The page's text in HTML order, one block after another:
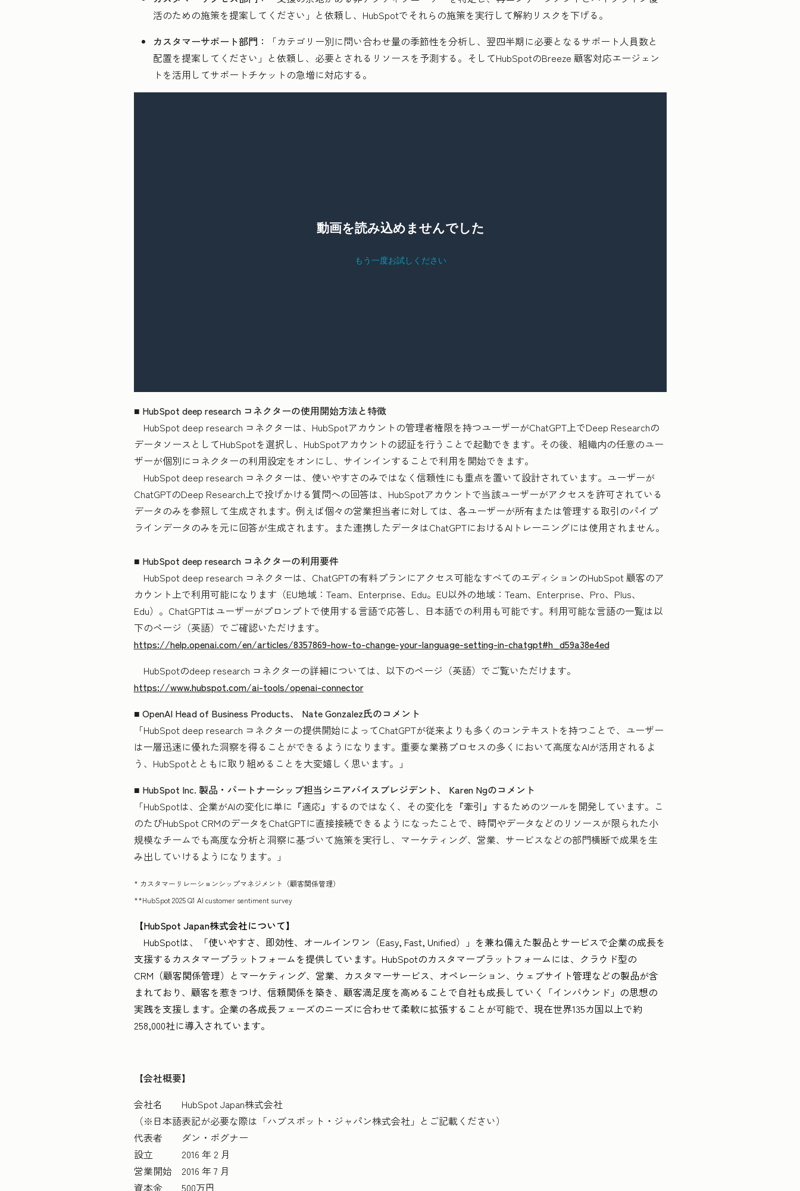
活のための施策を提案してください」と依頼し、HubSpotでそれらの施策を実行して解約リスクを下げる。
カスタマーサポート部門：
「カテゴリー別に問い合わせ量の季節性を分析し、翌四半期に必要となるサポート人員数と
配置を提案してください」と依頼し、必要とされるリソースを予測する。そしてHubSpotのBreeze 顧客対応エージェン
トを活用してサポートチケットの急増に対応する。
■ HubSpot deep research コネクターの使用開始方法と特徴
HubSpot deep research コネクターは、HubSpotアカウントの管理者権限を持つユーザーがChatGPT上でDeep Researchの
データソースとしてHubSpotを選択し、HubSpotアカウントの認証を行うことで起動できます。その後、組織内の任意のユー
ザーが個別にコネクターの利用設定をオンにし、サインインすることで利用を開始できます。
HubSpot deep research コネクターは、使いやすさのみではなく信頼性にも重点を置いて設計されています。ユーザーが
ChatGPTのDeep Research上で投げかける質問への回答は、HubSpotアカウントで当該ユーザーがアクセスを許可されている
データのみを参照して生成されます。例えば個々の営業担当者に対しては、各ユーザーが所有または管理する取引のパイプ
ラインデータのみを元に回答が生成されます。また連携したデータはChatGPTにおけるAIトレーニングには使用されません。
■ HubSpot deep research コネクターの利用要件
HubSpot deep research コネクターは、ChatGPTの有料プランにアクセス可能なすべてのエディションのHubSpot 顧客のア
カウント上で利用可能になります（EU地域：Team、Enterprise、Edu。EU以外の地域：Team、Enterprise、Pro、Plus、
Edu）。ChatGPTはユーザーがプロンプトで使用する言語で応答し、日本語での利用も可能です。利用可能な言語の一覧は以
下のページ（英語）でご確認いただけます。
https://help.openai.com/en/articles/8357869-how-to-change-your-language-setting-in-chatgpt#h_d59a38e4ed
HubSpotのdeep research コネクターの詳細については、以下のページ（英語）でご覧いただけます。
https://www.hubspot.com/ai-tools/openai-connector
■ OpenAI Head of Business Products、 Nate Gonzalez氏のコメント
「HubSpot deep research コネクターの提供開始によってChatGPTが従来よりも多くのコンテキストを持つことで、ユーザー
は一層迅速に優れた洞察を得ることができるようになります。重要な業務プロセスの多くにおいて高度なAIが活用されるよ
う、HubSpotとともに取り組めることを大変嬉しく思います。」
■ HubSpot Inc. 製品・パートナーシップ担当シニアバイスプレジデント、 Karen Ngのコメント
「HubSpotは、企業がAIの変化に単に『適応』するのではなく、その変化を『牽引』するためのツールを開発しています。こ
のたびHubSpot CRMのデータをChatGPTに直接接続できるようになったことで、時間やデータなどのリソースが限られた小
規模なチームでも高度な分析と洞察に基づいて施策を実行し、マーケティング、営業、サービスなどの部門横断で成果を生
み出していけるようになります。」
* カスタマーリレーションシップマネジメント（顧客関係管理）
**HubSpot 2025 Q1 AI customer sentiment survey
【HubSpot Japan株式会社について】
HubSpotは、「使いやすさ、即効性、オールインワン（Easy, Fast, Unified）」を兼ね備えた製品とサービスで企業の成長を
支援するカスタマープラットフォームを提供しています。HubSpotのカスタマープラットフォームには、クラウド型の
CRM（顧客関係管理）とマーケティング、営業、カスタマーサービス、オペレーション、ウェブサイト管理などの製品が含
まれており、顧客を惹きつけ、信頼関係を築き、顧客満足度を高めることで自社も成長していく「インバウンド」の思想の
実践を支援します。企業の各成長フェーズのニーズに合わせて柔軟に拡張することが可能で、現在世界135カ国以上で約
258,000社に導入されています。
【会社概要】
会社名 HubSpot Japan株式会社
（※日本語表記が必要な際は「ハブスポット・ジャパン株式会社」とご記載ください）
代表者 ダン・ボグナー
設立 2016 年 2 月
営業開始 2016 年 7 月
資本金 500万円